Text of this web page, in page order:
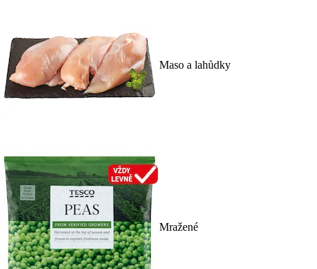
Maso a lahůdky
Mražené